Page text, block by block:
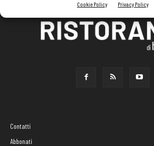
Cookie Policy Privacy Policy
Contatti
Abbonati